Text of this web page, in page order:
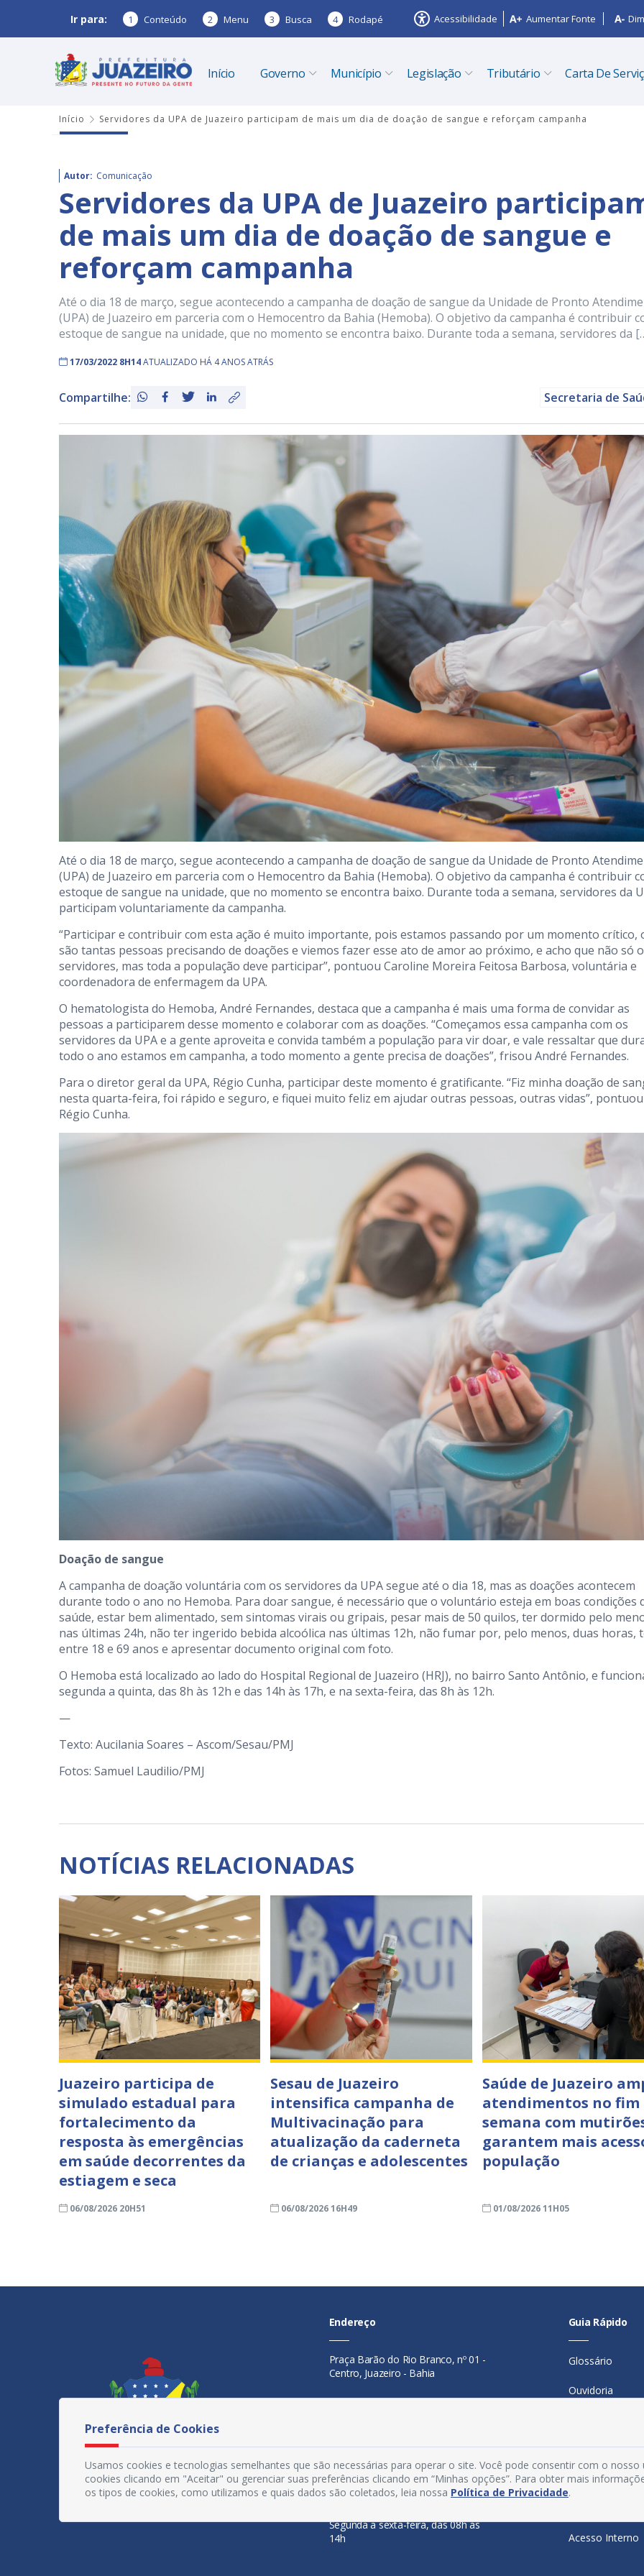
Ir para: 1 Conteúdo 2 Menu 3 Busca 4 Rodapé Acessibilidade Aumentar Fonte
Início Governo Município Legislação Tributário Carta De
Início Servidores da UPA de Juazeiro participam de mais um dia de doação de sangue e reforçam campanha
Autor: Comunicação
Servidores da UPA de Juazeiro
de mais um dia de doação de sangue e
reforçam campanha
Até o dia 18 de março, segue acontecendo a campanha de doação de sangue da Unidade de Pronto
(UPA) de Juazeiro em parceria com o Hemocentro da Bahia (Hemoba). O objetivo da campanha é contribuir
estoque de sangue na unidade, que no momento se encontra baixo. Durante toda a semana, servidores da
17/03/2022 8H14ATUALIZADO HÁ 4 ANOS ATRÁS
Compartilhe: Secretaria de
Até o dia 18 de março, segue acontecendo a campanha de doação de sangue da Unidade de Pronto
(UPA) de Juazeiro em parceria com o Hemocentro da Bahia (Hemoba). O objetivo da campanha é contribuir
estoque de sangue na unidade, que no momento se encontra baixo. Durante toda a semana, servidores da
participam voluntariamente da campanha.
“Participar e contribuir com esta ação é muito importante, pois estamos passando por um momento crítico,
são tantas pessoas precisando de doações e viemos fazer esse ato de amor ao próximo, e acho que não só
servidores, mas toda a população deve participar”, pontuou Caroline Moreira Feitosa Barbosa, voluntária e
coordenadora de enfermagem da UPA.
O hematologista do Hemoba, André Fernandes, destaca que a campanha é mais uma forma de convidar as
pessoas a participarem desse momento e colaborar com as doações. “Começamos essa campanha com os
servidores da UPA e a gente aproveita e convida também a população para vir doar, e vale ressaltar que
todo o ano estamos em campanha, a todo momento a gente precisa de doações”, frisou André Fernandes.
Para o diretor geral da UPA, Régio Cunha, participar deste momento é gratificante. “Fiz minha doação de
nesta quarta-feira, foi rápido e seguro, e fiquei muito feliz em ajudar outras pessoas, outras vidas”, pontuou
Régio Cunha.
Doação de sangue
A campanha de doação voluntária com os servidores da UPA segue até o dia 18, mas as doações acontecem
durante todo o ano no Hemoba. Para doar sangue, é necessário que o voluntário esteja em boas condições
saúde, estar bem alimentado, sem sintomas virais ou gripais, pesar mais de 50 quilos, ter dormido pelo
nas últimas 24h, não ter ingerido bebida alcoólica nas últimas 12h, não fumar por, pelo menos, duas horas,
entre 18 e 69 anos e apresentar documento original com foto.
O Hemoba está localizado ao lado do Hospital Regional de Juazeiro (HRJ), no bairro Santo Antônio, e
segunda a quinta, das 8h às 12h e das 14h às 17h, e na sexta-feira, das 8h às 12h.
—
Texto: Aucilania Soares – Ascom/Sesau/PMJ
Fotos: Samuel Laudilio/PMJ
NOTÍCIAS RELACIONADAS
Juazeiro participa de
simulado estadual para
fortalecimento da
resposta às emergências
em saúde decorrentes da
estiagem e seca
06/08/2026 20H51
Sesau de Juazeiro
intensifica campanha de
Multivacinação para
atualização da caderneta
de crianças e adolescentes
06/08/2026 16H49
Saúde de Juazeiro
atendimentos no fim
semana com
garantem mais
população
01/08/2026 11H05
Endereço
Praça Barão do Rio Branco, nº 01 -
Centro, Juazeiro - Bahia
Horário De Funcionamento
Segunda a sexta-feira, das 08h às
14h
Guia Rápido
Glossário
Ouvidoria
Perguntas
Manual de
Acesso Interno
Preferência de Cookies
Usamos cookies e tecnologias semelhantes que são necessárias para operar o site. Você pode consentir com o nosso
cookies clicando em "Aceitar" ou gerenciar suas preferências clicando em “Minhas opções”. Para obter mais
os tipos de cookies, como utilizamos e quais dados são coletados, leia nossa Política de Privacidade.